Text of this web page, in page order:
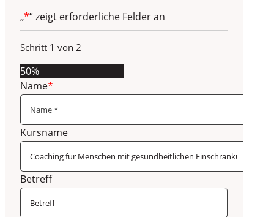
„*“ zeigt erforderliche Felder an
Schritt 1 von 2
50%
Name*
Kursname
Betreff